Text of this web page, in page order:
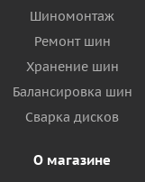
Шиномонтаж
Ремонт шин
Хранение шин
Балансировка шин
Сварка дисков
О магазине